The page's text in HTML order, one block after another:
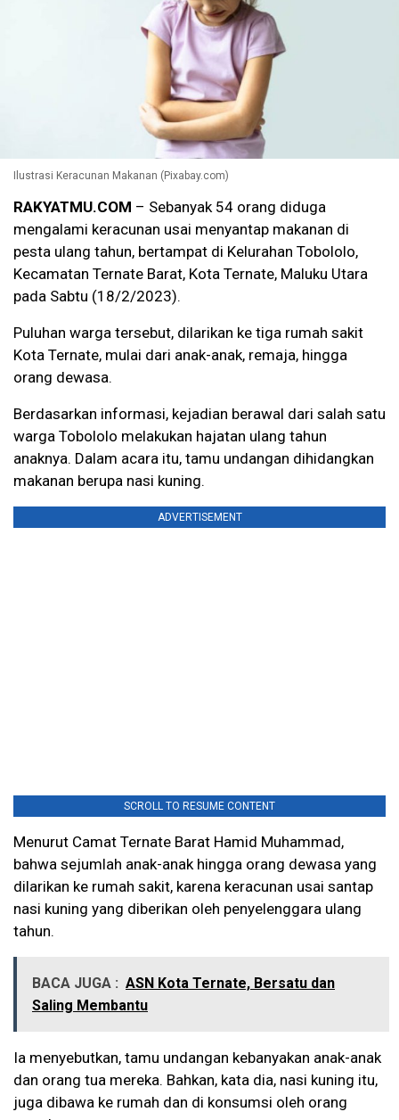
Ilustrasi Keracunan Makanan (Pixabay.com)
RAKYATMU.COM – Sebanyak 54 orang diduga
mengalami keracunan usai menyantap makanan di
pesta ulang tahun, bertampat di Kelurahan Tobololo,
Kecamatan Ternate Barat, Kota Ternate, Maluku Utara
pada Sabtu (18/2/2023).
Puluhan warga tersebut, dilarikan ke tiga rumah sakit
Kota Ternate, mulai dari anak-anak, remaja, hingga
orang dewasa.
Berdasarkan informasi, kejadian berawal dari salah satu
warga Tobololo melakukan hajatan ulang tahun
anaknya. Dalam acara itu, tamu undangan dihidangkan
makanan berupa nasi kuning.
ADVERTISEMENT
SCROLL TO RESUME CONTENT
Menurut Camat Ternate Barat Hamid Muhammad,
bahwa sejumlah anak-anak hingga orang dewasa yang
dilarikan ke rumah sakit, karena keracunan usai santap
nasi kuning yang diberikan oleh penyelenggara ulang
tahun.
BACA JUGA : ASN Kota Ternate, Bersatu dan
Saling Membantu
Ia menyebutkan, tamu undangan kebanyakan anak-anak
dan orang tua mereka. Bahkan, kata dia, nasi kuning itu,
juga dibawa ke rumah dan di konsumsi oleh orang